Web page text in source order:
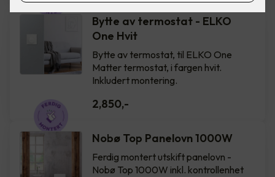
Bytte av termostat - ELKO
One Hvit
Bytte av termostat, til ELKO One
Matter termostat, i fargen hvit.
Inkludert montering.
2,850,-
Nobø Top Panelovn 1000W
Ferdig montert utskift panelovn -
Nobø Top 1000W inkl. kontrollenhet